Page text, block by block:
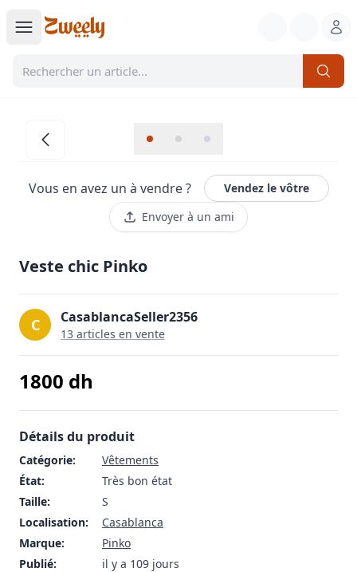
Vous en avez un à vendre ?
Vendez le vôtre
Envoyer à un ami
Veste chic Pinko
C CasablancaSeller2356
13 articles en vente
1800 dh
Détails du produit
Catégorie:
Vêtements
État:
Très bon état
Taille:
S
Localisation:
Casablanca
Marque:
Pinko
Publié:
il y a 109 jours